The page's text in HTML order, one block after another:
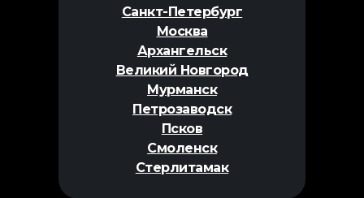
Санкт-Петербург
Москва
Архангельск
Великий Новгород
Мурманск
Петрозаводск
Псков
Смоленск
Стерлитамак